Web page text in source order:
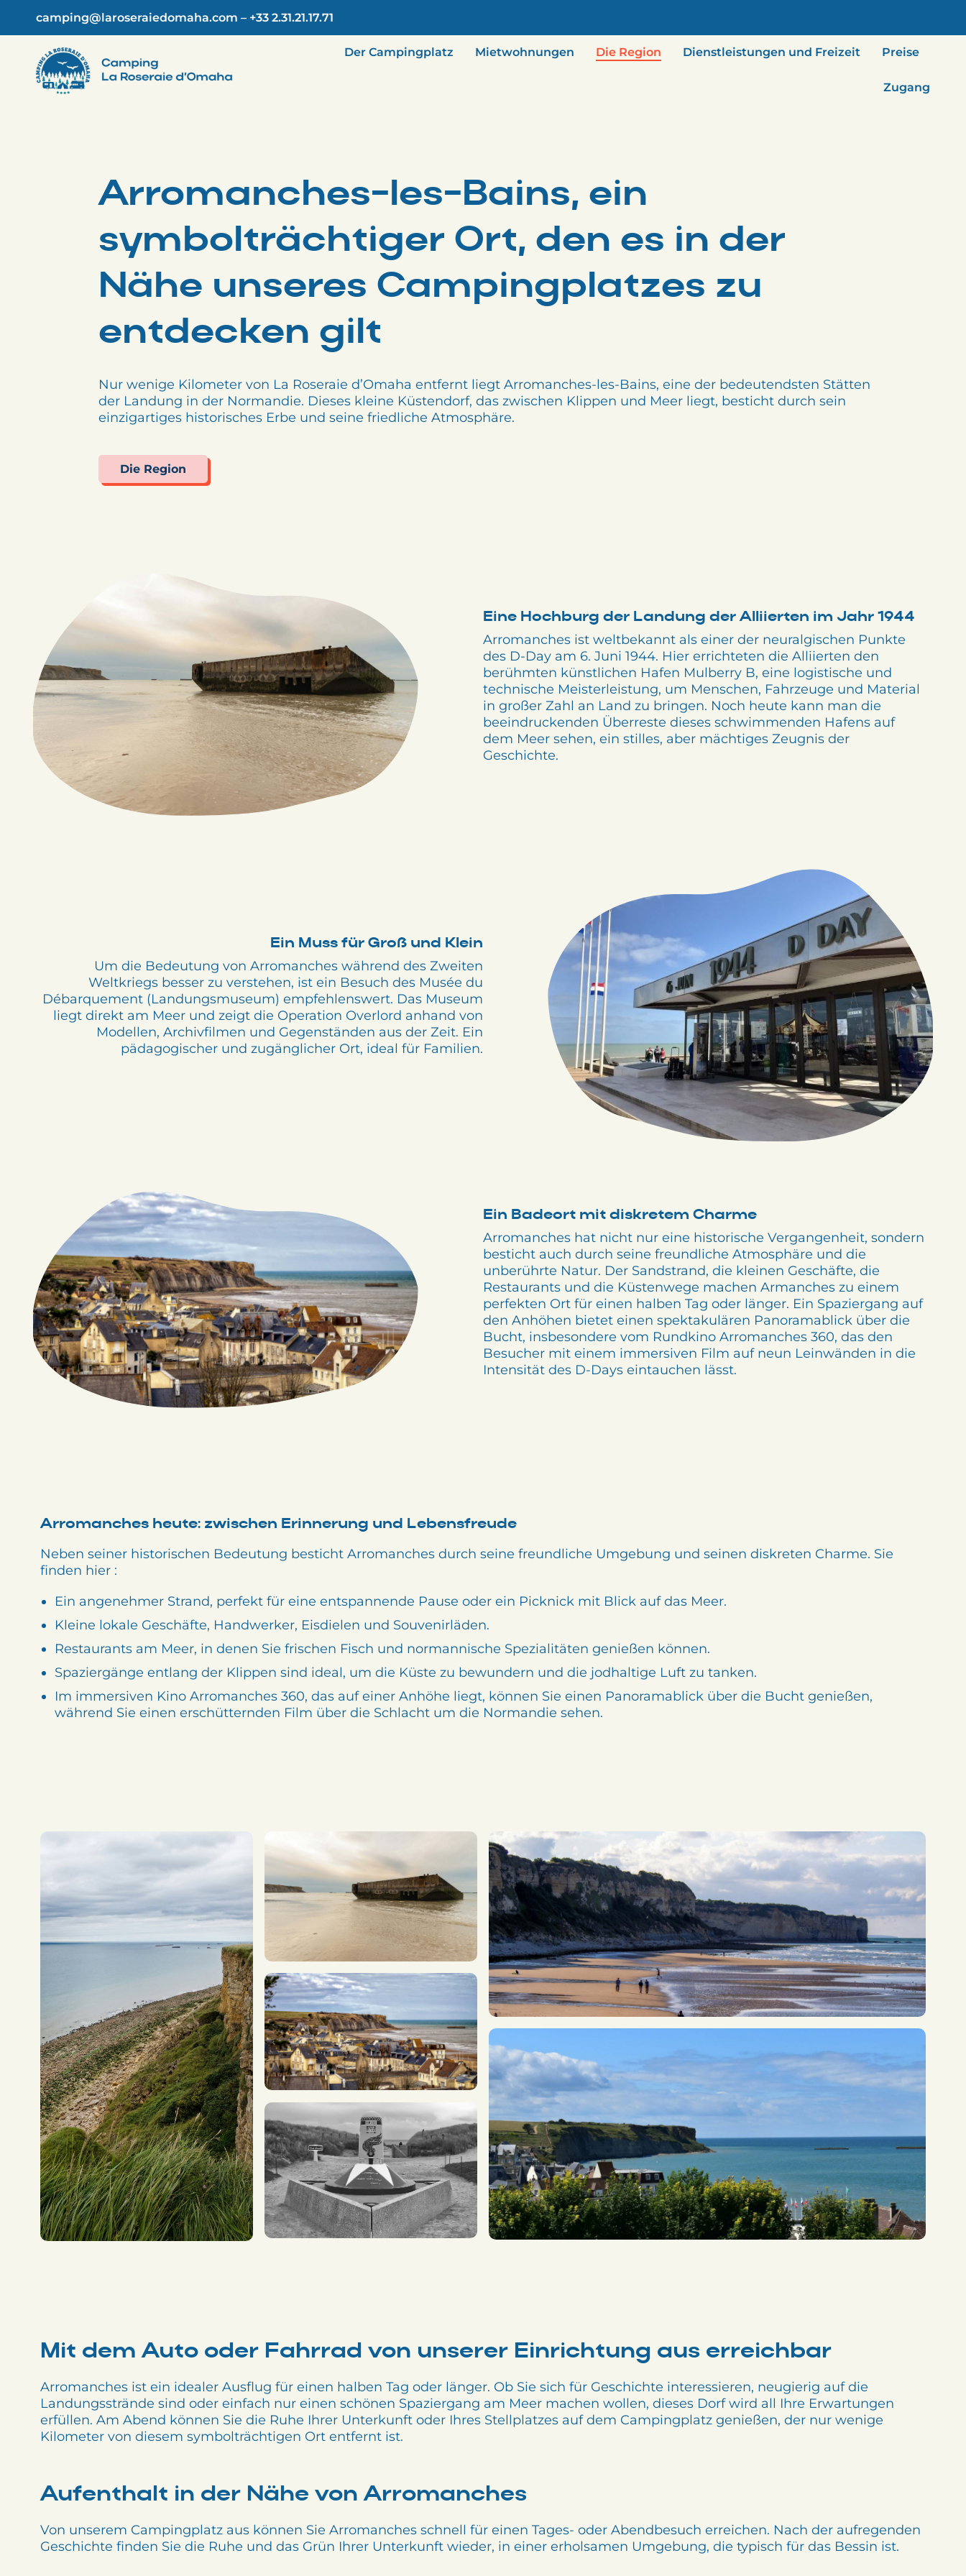
content
camping@laroseraiedomaha.com – +33 2.31.21.17.71
Der Campingplatz Mietwohnungen Die Region Dienstleistungen und Freizeit Preise
Zugang
Arromanches-les-Bains, ein
symbolträchtiger Ort, den es in der
Nähe unseres Campingplatzes zu
entdecken gilt
Nur wenige Kilometer von La Roseraie d’Omaha entfernt liegt Arromanches-les-Bains, eine der bedeutendsten Stätten
der Landung in der Normandie. Dieses kleine Küstendorf, das zwischen Klippen und Meer liegt, besticht durch sein
einzigartiges historisches Erbe und seine friedliche Atmosphäre.
Die Region
Eine Hochburg der Landung der Alliierten im Jahr 1944
Arromanches ist weltbekannt als einer der neuralgischen Punkte
des D-Day am 6. Juni 1944. Hier errichteten die Alliierten den
berühmten künstlichen Hafen Mulberry B, eine logistische und
technische Meisterleistung, um Menschen, Fahrzeuge und Material
in großer Zahl an Land zu bringen. Noch heute kann man die
beeindruckenden Überreste dieses schwimmenden Hafens auf
dem Meer sehen, ein stilles, aber mächtiges Zeugnis der
Geschichte.
Ein Muss für Groß und Klein
Um die Bedeutung von Arromanches während des Zweiten
Weltkriegs besser zu verstehen, ist ein Besuch des Musée du
Débarquement (Landungsmuseum) empfehlenswert. Das Museum
liegt direkt am Meer und zeigt die Operation Overlord anhand von
Modellen, Archivfilmen und Gegenständen aus der Zeit. Ein
pädagogischer und zugänglicher Ort, ideal für Familien.
Ein Badeort mit diskretem Charme
Arromanches hat nicht nur eine historische Vergangenheit, sondern
besticht auch durch seine freundliche Atmosphäre und die
unberührte Natur. Der Sandstrand, die kleinen Geschäfte, die
Restaurants und die Küstenwege machen Armanches zu einem
perfekten Ort für einen halben Tag oder länger. Ein Spaziergang auf
den Anhöhen bietet einen spektakulären Panoramablick über die
Bucht, insbesondere vom Rundkino Arromanches 360, das den
Besucher mit einem immersiven Film auf neun Leinwänden in die
Intensität des D-Days eintauchen lässt.
Arromanches heute: zwischen Erinnerung und Lebensfreude
Neben seiner historischen Bedeutung besticht Arromanches durch seine freundliche Umgebung und seinen diskreten Charme. Sie
finden hier :
Ein angenehmer Strand, perfekt für eine entspannende Pause oder ein Picknick mit Blick auf das Meer.
Kleine lokale Geschäfte, Handwerker, Eisdielen und Souvenirläden.
Restaurants am Meer, in denen Sie frischen Fisch und normannische Spezialitäten genießen können.
Spaziergänge entlang der Klippen sind ideal, um die Küste zu bewundern und die jodhaltige Luft zu tanken.
Im immersiven Kino Arromanches 360, das auf einer Anhöhe liegt, können Sie einen Panoramablick über die Bucht genießen,
während Sie einen erschütternden Film über die Schlacht um die Normandie sehen.
Mit dem Auto oder Fahrrad von unserer Einrichtung aus erreichbar
Arromanches ist ein idealer Ausflug für einen halben Tag oder länger. Ob Sie sich für Geschichte interessieren, neugierig auf die
Landungsstrände sind oder einfach nur einen schönen Spaziergang am Meer machen wollen, dieses Dorf wird all Ihre Erwartungen
erfüllen. Am Abend können Sie die Ruhe Ihrer Unterkunft oder Ihres Stellplatzes auf dem Campingplatz genießen, der nur wenige
Kilometer von diesem symbolträchtigen Ort entfernt ist.
Aufenthalt in der Nähe von Arromanches
Von unserem Campingplatz aus können Sie Arromanches schnell für einen Tages- oder Abendbesuch erreichen. Nach der aufregenden
Geschichte finden Sie die Ruhe und das Grün Ihrer Unterkunft wieder, in einer erholsamen Umgebung, die typisch für das Bessin ist.